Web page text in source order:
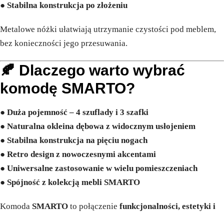
● Stabilna konstrukcja po złożeniu
Metalowe nóżki ułatwiają utrzymanie czystości pod meblem,
bez konieczności jego przesuwania.
🍂 Dlaczego warto wybrać
komodę SMARTO?
● Duża pojemność – 4 szuflady i 3 szafki
● Naturalna okleina dębowa z widocznym usłojeniem
● Stabilna konstrukcja na pięciu nogach
● Retro design z nowoczesnymi akcentami
● Uniwersalne zastosowanie w wielu pomieszczeniach
● Spójność z kolekcją mebli SMARTO
Komoda SMARTO to połączenie funkcjonalności, estetyki i